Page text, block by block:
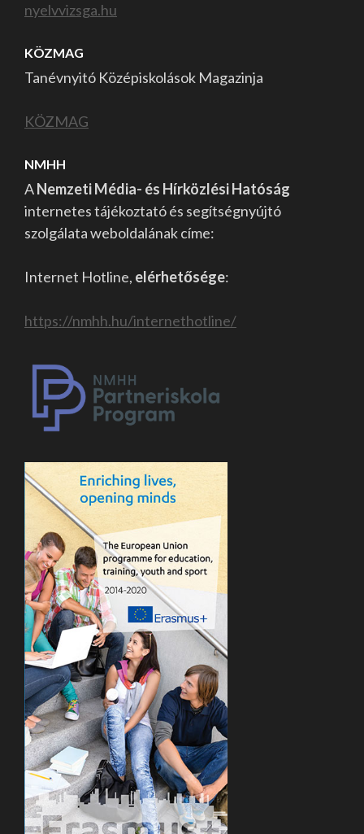
nyelvvizsga.hu
KÖZMAG
Tanévnyitó Középiskolások Magazinja
KÖZMAG
NMHH
ANemzeti Média- és Hírközlési Hatóság
internetes tájékoztató és segítségnyújtó
szolgálata weboldalának címe:
Internet Hotline, elérhetősége:
https://nmhh.hu/internethotline/